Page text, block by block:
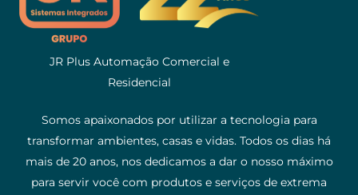
JR Plus Automação Comercial e
Residencial
Somos apaixonados por utilizar a tecnologia para
transformar ambientes, casas e vidas. Todos os dias há
mais de 20 anos, nos dedicamos a dar o nosso máximo
para servir você com produtos e serviços de extrema